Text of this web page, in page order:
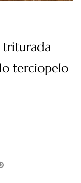
triturada
terciopelo